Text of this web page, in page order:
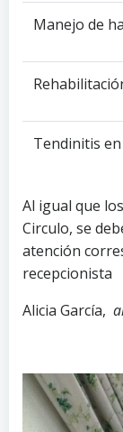
Manejo de
Tendinitis
Al igual que
Circulo, se
atención
recepcionista
Alicia García,